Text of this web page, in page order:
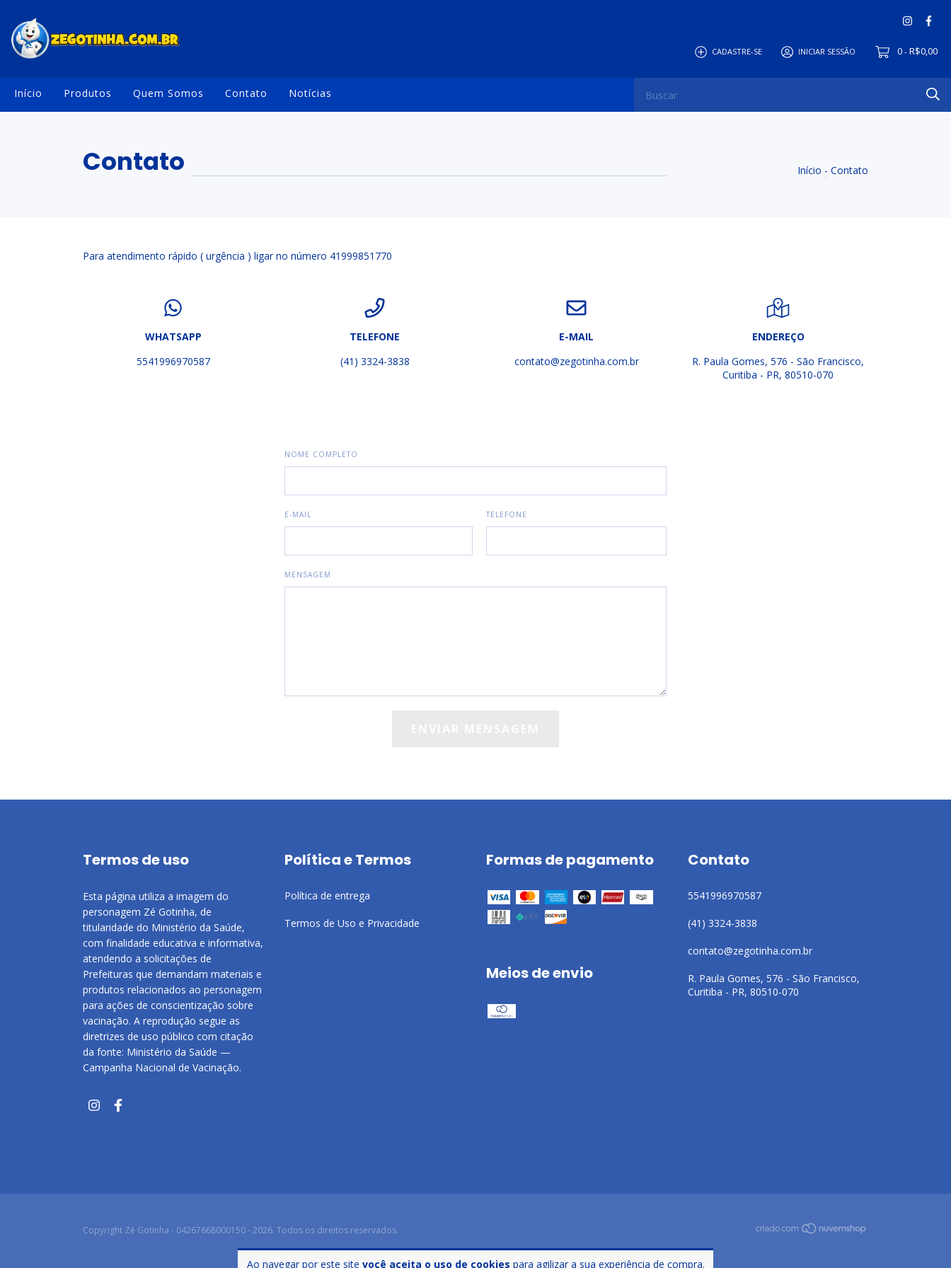
CADASTRE-SE INICIAR SESSÃO 0 - R$0,00
Início Produtos Quem Somos Contato Notícias
Ao navegar por este site você aceita o uso de cookies para agilizar a sua experiência de compra.
Contato Início - Contato
Para atendimento rápido ( urgência ) ligar no número 41999851770
WHATSAPP
5541996970587
TELEFONE
(41) 3324-3838
E-MAIL
contato@zegotinha.com.br
ENDEREÇO
R. Paula Gomes, 576 - São Francisco,
Curitiba - PR, 80510-070
NOME COMPLETO
E-MAIL TELEFONE
MENSAGEM
Termos de uso
Esta página utiliza a imagem do
personagem Zé Gotinha, de
titularidade do Ministério da Saúde,
com finalidade educativa e informativa,
atendendo a solicitações de
Prefeituras que demandam materiais e
produtos relacionados ao personagem
para ações de conscientização sobre
vacinação. A reprodução segue as
diretrizes de uso público com citação
da fonte: Ministério da Saúde —
Campanha Nacional de Vacinação.
Política e Termos
Política de entrega
Termos de Uso e Privacidade
Formas de pagamento
Meios de envio
Contato
5541996970587
(41) 3324-3838
contato@zegotinha.com.br
R. Paula Gomes, 576 - São Francisco,
Curitiba - PR, 80510-070
Copyright Zé Gotinha - 04267668000150 - 2026. Todos os direitos reservados.